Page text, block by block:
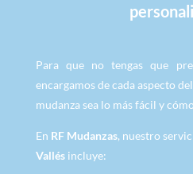
Para que no tengas que
encargamos de cada aspecto
mudanza sea lo más fácil y
En RF Mudanzas, nuestro
Vallésincluye: